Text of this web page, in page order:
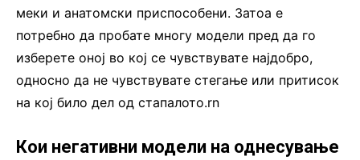
меки и анатомски приспособени. Затоа е
потребно да пробате многу модели пред да го
изберете оној во кој се чувствувате најдобро,
односно да не чувствувате стегање или притисок
на кој било дел од стапалото.rn
Кои негативни модели на однесување